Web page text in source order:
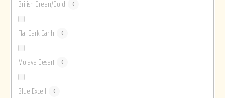
British Green/Gold 0
Flat Dark Earth 0
Mojave Desert 0
Blue Excell 0